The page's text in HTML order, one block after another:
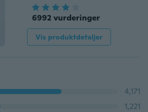
6992 vurderinger
Vis produktdetaljer
4,171
1,221